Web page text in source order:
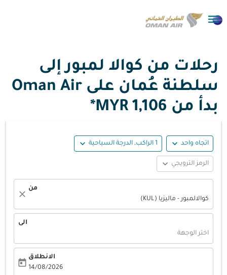

رحلات من كوالا لمبور إلى
سلطنة عُمان على Oman Air
بدأ من 1,106 MYR*
اتجاه واحد expand_more 1 الراكب, الدرجة السياحية expand_more
الرمز الترويجي expand_more
من
كوالالمبور - ماليزيا (KUL)
close
الى
اختر الوجهة
الانطلاق
14/08/2026
today